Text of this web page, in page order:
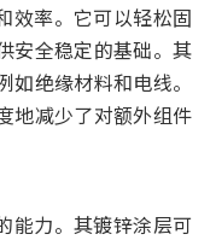
效率。它可以轻松固
安全稳定的基础。其
绝缘材料和电线。
地减少了对额外组件
能力。其镀锌涂层可